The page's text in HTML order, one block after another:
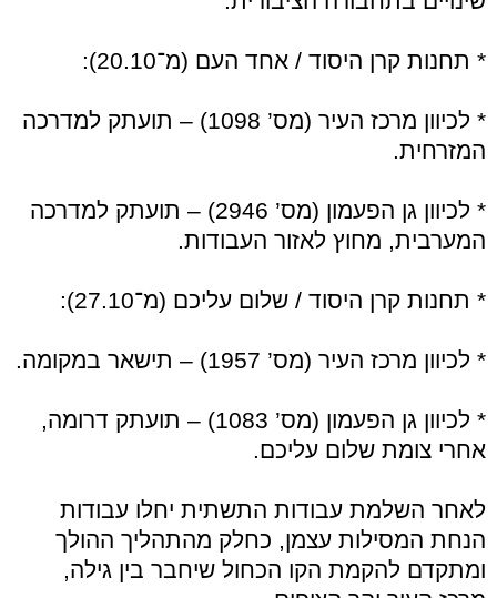
* תחנות קרן היסוד / אחד העם (מ־20.10):
* לכיוון מרכז העיר (מס’ 1098) – תועתק למדרכה
המזרחית.
* לכיוון גן הפעמון (מס’ 2946) – תועתק למדרכה
המערבית, מחוץ לאזור העבודות.
* תחנות קרן היסוד / שלום עליכם (מ־27.10):
* לכיוון מרכז העיר (מס’ 1957) – תישאר במקומה.
* לכיוון גן הפעמון (מס’ 1083) – תועתק דרומה,
אחרי צומת שלום עליכם.
לאחר השלמת עבודות התשתית יחלו עבודות
הנחת המסילות עצמן, כחלק מהתהליך ההולך
ומתקדם להקמת הקו הכחול שיחבר בין גילה,